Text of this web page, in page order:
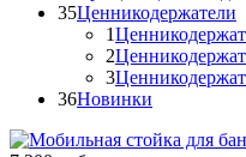
35Ценникодержатели
1
2
3
36Новинки